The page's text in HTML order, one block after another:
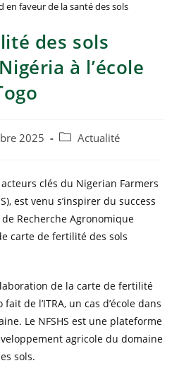
en faveur de la santé des sols
des sols
à l’école
2025 Actualité
clés du Nigerian Farmers
est venu s’inspirer du success
Recherche Agronomique
carte de fertilité des sols
de la carte de fertilité
de l’ITRA, un cas d’école dans
Le NFSHS est une plateforme
agricole du domaine
sols.